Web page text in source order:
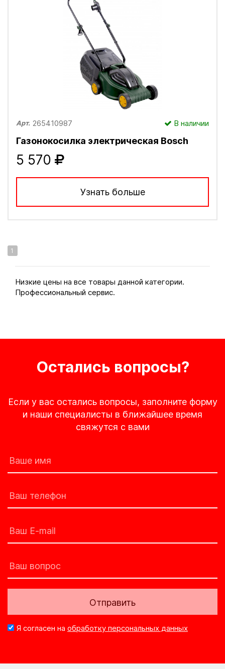
Арт. 265410987 В наличии
Газонокосилка электрическая Bosch
5 570
Узнать больше
1
Низкие цены на все товары данной категории.
Профессиональный сервис.
Остались вопросы?
Если у вас остались вопросы, заполните форму
и наши специалисты в ближайшее время
свяжутся с вами
Отправить
Я согласен на обработку персональных данных